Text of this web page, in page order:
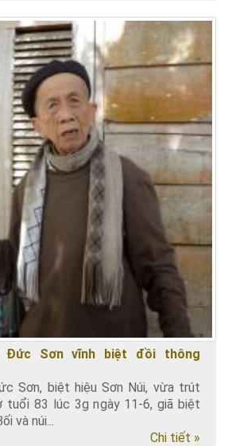
Đức Sơn vĩnh biệt đồi thông
Sơn, biệt hiệu Sơn Núi, vừa trút
tuổi 83 lúc 3g ngày 11-6, giã biệt
và núi...
Chi tiết »